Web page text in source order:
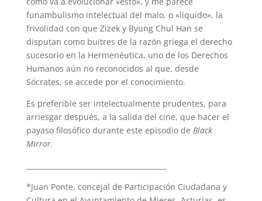
funambulismo intelectual del malo, o «líquido», la
frivolidad con que Zizek y Byung Chul Han se
disputan como buitres de la razón griega el derecho
sucesorio en la Hermenéutica, uno de los Derechos
Humanos aún no reconocidos al que, desde
Sócrates, se accede por el conocimiento.
Es preferible ser intelectualmente prudentes, para
arriesgar después, a la salida del cine, que hacer el
payaso filosófico durante este episodio de Black
Mirror.
*Juan Ponte, concejal de Participación Ciudadana y